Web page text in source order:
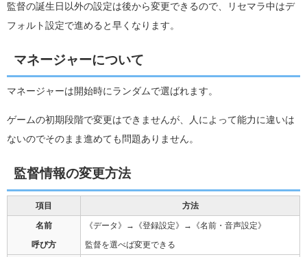
監督の誕生日以外の設定は後から変更できるので、リセマラ中はデ
フォルト設定で進めると早くなります。
マネージャーについて
マネージャーは開始時にランダムで選ばれます。
ゲームの初期段階で変更はできませんが、人によって能力に違いは
ないのでそのまま進めても問題ありません。
監督情報の変更方法
項目 方法
名前
呼び方
《データ》→《登録設定》→《名前・音声設定》
監督を選べば変更できる